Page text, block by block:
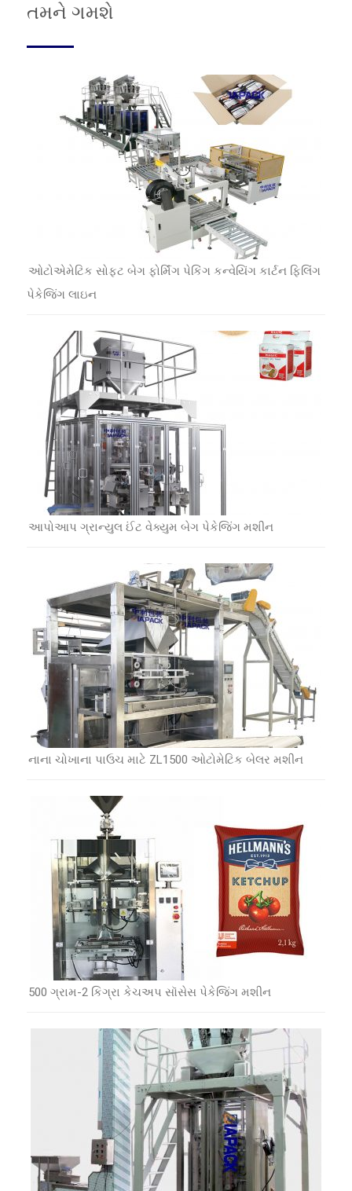
તમને ગમશે
ઓટોએમેટિક સોફ્ટ બેગ ફોર્મિંગ પેકિંગ કન્વેયિંગ કાર્ટન ફિલિંગ
પેકેજિંગ લાઇન
આપોઆપ ગ્રાન્યુલ ઈંટ વેક્યુમ બેગ પેકેજિંગ મશીન
નાના ચોખાના પાઉચ માટે ZL1500 ઓટોમેટિક બેલર મશીન
500 ગ્રામ-2 કિગ્રા કેચઅપ સૉસેસ પેકેજિંગ મશીન